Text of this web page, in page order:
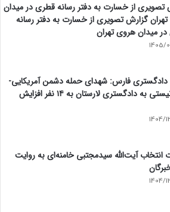
تصویری از خسارت به دفتر رسانه قطری در میدان
گزارش تصویری از خسارت به دفتر رسانه
میدان هروی تهران
1405/
فارس: شهدای حمله دشمن آمریکایی-
صهیونیستی به دادگستری لارستان به ۱۴ نفر افزایش
1404/
انتخاب آیت‌الله سیدمجتبی خامنه‌ای به روایت
1404/